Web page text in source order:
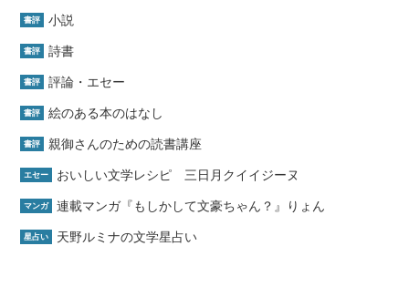
書評 小説
書評 詩書
書評 評論・エセー
書評 絵のある本のはなし
書評 親御さんのための読書講座
エセー おいしい文学レシピ 三日月クイイジーヌ
マンガ 連載マンガ『もしかして文豪ちゃん？』りょん
星占い 天野ルミナの文学星占い